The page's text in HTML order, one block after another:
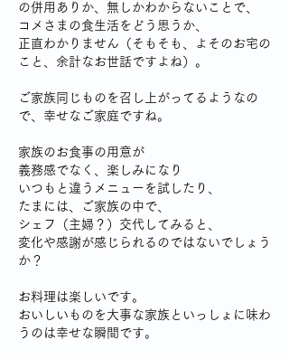
の併用ありか、無しかわからないことで、
コメさまの食生活をどう思うか、
正直わかりません（そもそも、よそのお宅の
こと、余計なお世話ですよね）。
ご家族同じものを召し上がってるようなの
で、幸せなご家庭ですね。
家族のお食事の用意が
義務感でなく、楽しみになり
いつもと違うメニューを試したり、
たまには、ご家族の中で、
シェフ（主婦？）交代してみると、
変化や感謝が感じられるのではないでしょう
か？
お料理は楽しいです。
おいしいものを大事な家族といっしょに味わ
うのは幸せな瞬間です。